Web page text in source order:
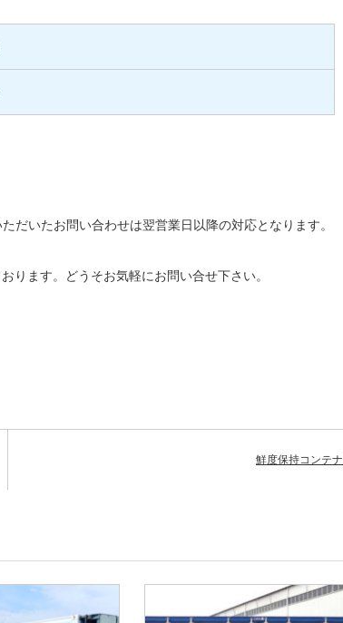
いたお問い合わせは翌営業日以降の対応となります。
ります。どうそお気軽にお問い合せ下さい。
鮮度保持コンテナ